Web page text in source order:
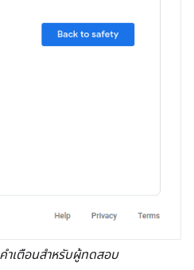
ำเตือนสำหรับผู้ทดสอบ